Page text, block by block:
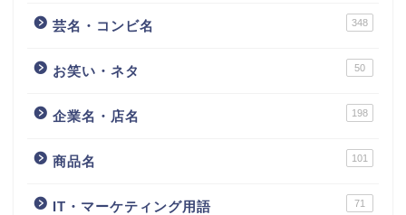
芸名・コンビ名 348
お笑い・ネタ 50
企業名・店名 198
商品名 101
IT・マーケティング用語 71